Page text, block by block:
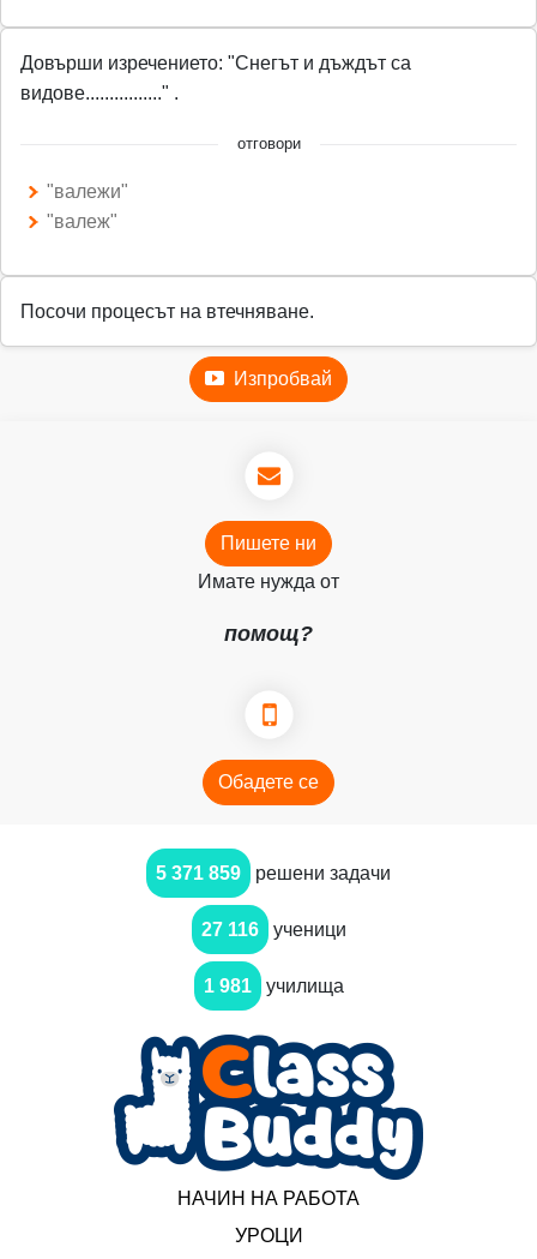
Довърши изречението: "Снегът и дъждът са
видове................" .
отговори
"валежи"
"валеж"
Посочи процесът на втечняване.
Изпробвай
Пишете ни
Имате нужда от
помощ?
Обадете се
5 371 859 решени задачи
27 116 ученици
1 981 училища
НАЧИН НА РАБОТА
УРОЦИ